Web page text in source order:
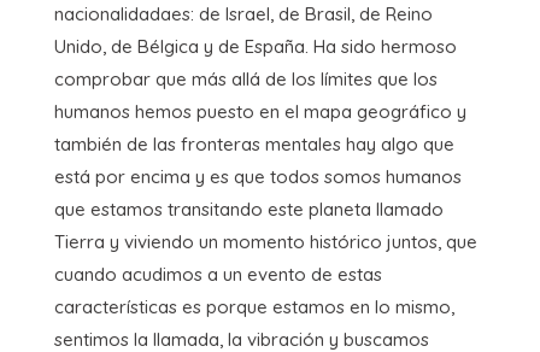
nacionalidadaes: de Israel, de Brasil, de Reino
Unido, de Bélgica y de España. Ha sido hermoso
comprobar que más allá de los límites que los
humanos hemos puesto en el mapa geográfico y
también de las fronteras mentales hay algo que
está por encima y es que todos somos humanos
que estamos transitando este planeta llamado
Tierra y viviendo un momento histórico juntos, que
cuando acudimos a un evento de estas
características es porque estamos en lo mismo,
sentimos la llamada, la vibración y buscamos